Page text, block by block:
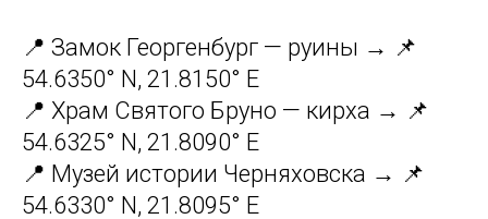
📍 Замок Георгенбург — руины → 📌
54.6350° N, 21.8150° E
📍 Храм Святого Бруно — кирха → 📌
54.6325° N, 21.8090° E
📍 Музей истории Черняховска → 📌
54.6330° N, 21.8095° E